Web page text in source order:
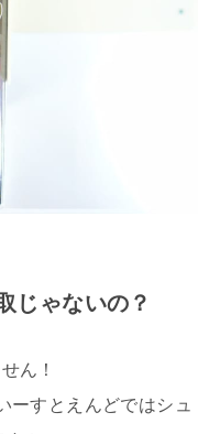
じゃないの？
ん！
ーすとえんどではシュ